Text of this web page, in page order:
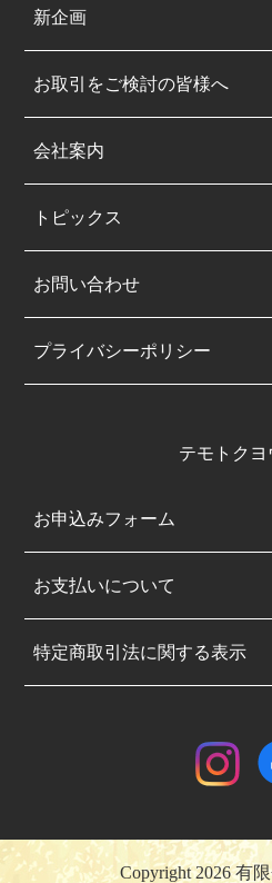
新企画
お取引をご検討の皆様へ
会社案内
トピックス
お問い合わせ
プライバシーポリシー
テモトクヨ
お申込みフォーム
お支払いについて
特定商取引法に関する表示
Copyright 2026 有